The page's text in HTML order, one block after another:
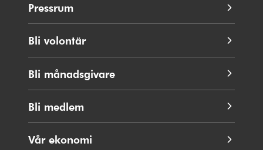
Pressrum
Bli volontär
Bli månadsgivare
Bli medlem
Vår ekonomi